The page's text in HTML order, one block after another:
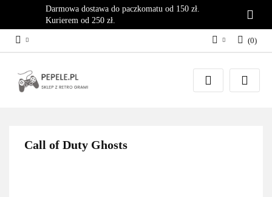
Darmowa dostawa do paczkomatu od 150 zł.
Kurierem od 250 zł.
Zaloguj się
Załóż konto
(0)
Call of Duty Ghosts